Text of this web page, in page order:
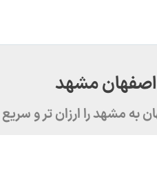
اصفهان مشهد
به مشهد را ارزان‌ تر و